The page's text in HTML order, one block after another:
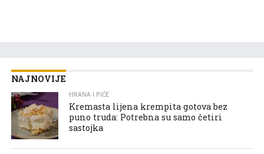
NAJNOVIJE
HRANA I PIĆE
Kremasta lijena krempita gotova bez
puno truda: Potrebna su samo četiri
sastojka